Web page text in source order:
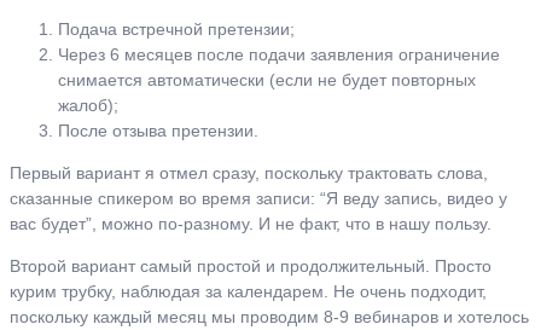
Подача встречной претензии;
Через 6 месяцев после подачи заявления ограничение
снимается автоматически (если не будет повторных
жалоб);
После отзыва претензии.
Первый вариант я отмел сразу, поскольку трактовать слова,
сказанные спикером во время записи: “Я веду запись, видео у
вас будет”, можно по-разному. И не факт, что в нашу пользу.
Второй вариант самый простой и продолжительный. Просто
курим трубку, наблюдая за календарем. Не очень подходит,
поскольку каждый месяц мы проводим 8-9 вебинаров и хотелось